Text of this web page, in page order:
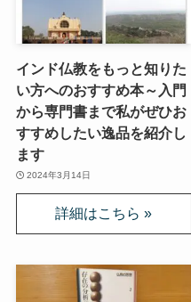
インド仏教をもっと知りた
い方へのおすすめ本～入門
から専門書まで私がぜひお
すすめしたい逸品を紹介し
ます
2024年3月14日